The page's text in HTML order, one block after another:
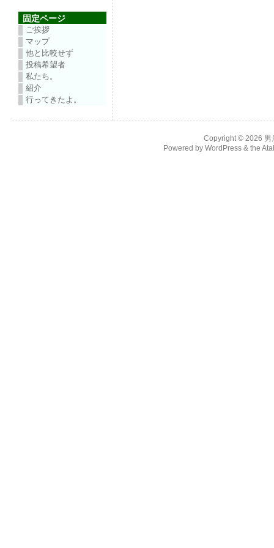
固定ページ
ご挨拶
マップ
他と比較せず
投稿希望者
私たち。
紹介
行ってきたよ。
Copyright © 2026 男
Powered by WordPress & the